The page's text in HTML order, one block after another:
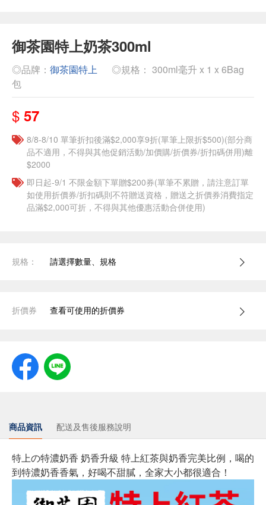
御茶園特上奶茶300ml
◎品牌： 御茶園特上
◎規格： 300ml毫升 x 1 x 6Bag
包
$ 57
8/8-8/10 單筆折扣後滿$2,000享9折(單筆上限折$500)(部分商
品不適用，不得與其他促銷活動/加價購/折價券/折扣碼併用)離
$2000
即日起-9/1 不限金額下單贈$200券(單筆不累贈，請注意訂單
如使用折價券/折扣碼則不符贈送資格，贈送之折價券消費指定
品滿$2,000可折，不得與其他優惠活動合併使用)
規格： 請選擇數量、規格
折價券 查看可使用的折價券
商品資訊 配送及售後服務說明
特上の特濃奶香 奶香升級 特上紅茶與奶香完美比例，喝的
到特濃奶香香氣，好喝不甜膩，全家大小都很適合！